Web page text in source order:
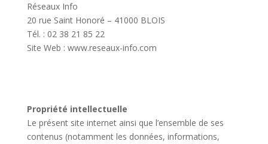
Réseaux Info
20 rue Saint Honoré – 41000 BLOIS
Tél. : 02 38 21 85 22
Site Web : www.reseaux-info.com
Propriété intellectuelle
Le présent site internet ainsi que l’ensemble de ses
contenus (notamment les données, informations,